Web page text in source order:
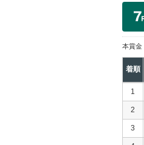
本賞金
着順
1
2
3